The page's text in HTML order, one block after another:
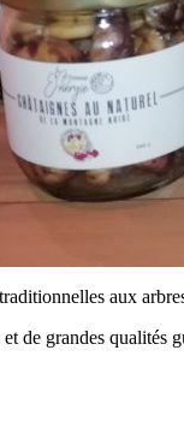
aux
de grandes qualités